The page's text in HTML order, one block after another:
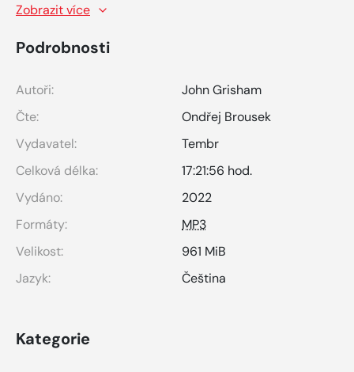
Zobrazit více
Podrobnosti
Autoři:
John Grisham
Čte:
Ondřej Brousek
Vydavatel:
Tembr
Celková délka:
17:21:56 hod.
Vydáno:
2022
Formáty:
MP3
Velikost:
961 MiB
Jazyk:
Čeština
Kategorie